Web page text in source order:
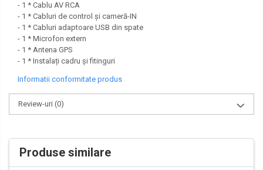
- 1 * Cablu AV RCA
- 1 * Cabluri de control și cameră-IN
- 1 * Cabluri adaptoare USB din spate
- 1 * Microfon extern
- 1 * Antena GPS
- 1 * Instalați cadru și fitinguri
Informatii conformitate produs
Review-uri (0)
Produse similare